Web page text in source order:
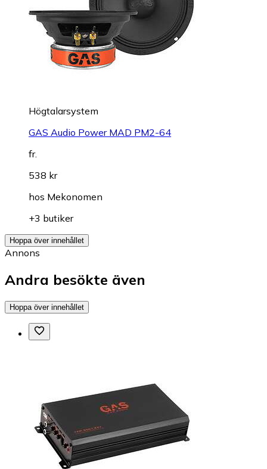
Högtalarsystem
GAS Audio Power MAD PM2-64
fr.
538 kr
hos Mekonomen
+3 butiker
Hoppa över innehållet
Annons
Andra besökte även
Hoppa över innehållet